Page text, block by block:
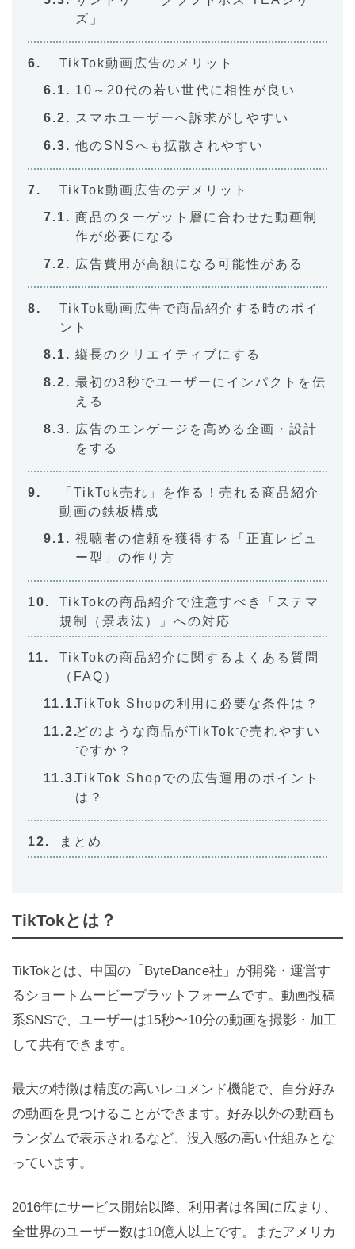
ズ」
TikTok動画広告のメリット
10～20代の若い世代に相性が良い
スマホユーザーへ訴求がしやすい
他のSNSへも拡散されやすい
TikTok動画広告のデメリット
商品のターゲット層に合わせた動画制
作が必要になる
広告費用が高額になる可能性がある
TikTok動画広告で商品紹介する時のポイ
ント
縦長のクリエイティブにする
最初の3秒でユーザーにインパクトを伝
える
広告のエンゲージを高める企画・設計
をする
「TikTok売れ」を作る！売れる商品紹介
動画の鉄板構成
視聴者の信頼を獲得する「正直レビュ
ー型」の作り方
TikTokの商品紹介で注意すべき「ステマ
規制（景表法）」への対応
TikTokの商品紹介に関するよくある質問
（FAQ）
TikTok Shopの利用に必要な条件は？
どのような商品がTikTokで売れやすい
ですか？
TikTok Shopでの広告運用のポイント
は？
まとめ
TikTokとは？
TikTokとは、中国の「ByteDance社」が開発・運営す
るショートムービープラットフォームです。動画投稿
系SNSで、ユーザーは15秒〜10分の動画を撮影・加工
して共有できます。
最大の特徴は精度の高いレコメンド機能で、自分好み
の動画を見つけることができます。好み以外の動画も
ランダムで表示されるなど、没入感の高い仕組みとな
っています。
2016年にサービス開始以降、利用者は各国に広まり、
全世界のユーザー数は10億人以上です。またアメリカ